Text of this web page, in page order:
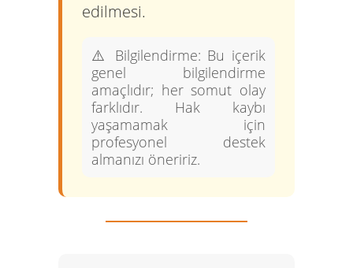
edilmesi.
⚠️ Bilgilendirme: Bu içerik
genel bilgilendirme
amaçlıdır; her somut olay
farklıdır. Hak kaybı
yaşamamak için
profesyonel destek
almanızı öneririz.